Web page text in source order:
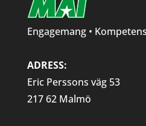
Engagemang •
ADRESS:
Eric Perssons väg 53
217 62 Malmö